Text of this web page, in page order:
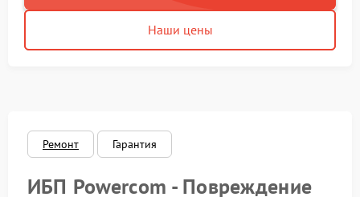
Наши цены
Ремонт Гарантия
ИБП Powercom - Повреждение